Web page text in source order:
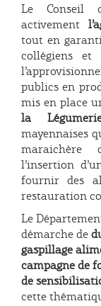
Le Conseil
activement
tout en
collégiens et
publics en
mis en place
la
mayennaises
maraichère
l’insertion
fournir des
restauration
Le
démarche de
gaspillage
campagne de
de
cette